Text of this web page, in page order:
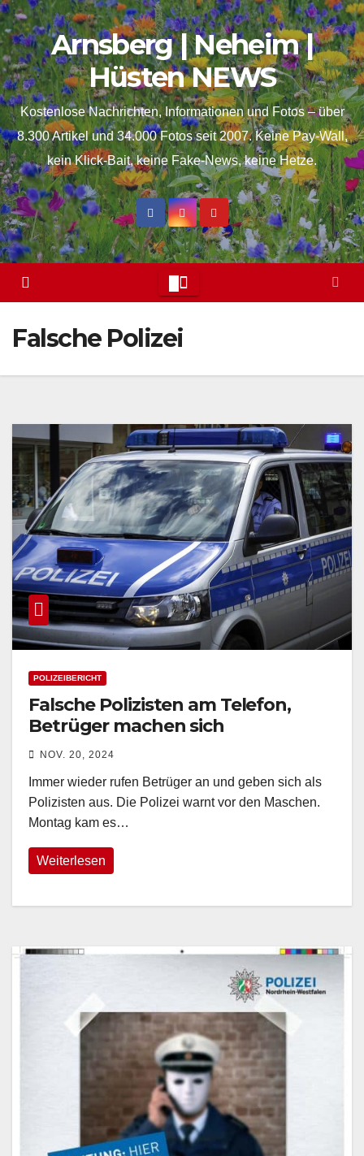
springen
Skip
to
content
Arnsberg | Neheim |
Hüsten NEWS
Kostenlose Nachrichten, Informationen und Fotos – über
8.300 Artikel und 34.000 Fotos seit 2007. Keine Pay-Wall,
kein Klick-Bait, keine Fake-News, keine Hetze.
Falsche Polizei
POLIZEIBERICHT
Falsche Polizisten am Telefon,
Betrüger machen sich
Traueranzeigen zu Nutze, erneuter
NOV. 20, 2024
Immer wieder rufen Betrüger an und geben sich als
Polizisten aus. Die Polizei warnt vor den Maschen.
Montag kam es…
Weiterlesen